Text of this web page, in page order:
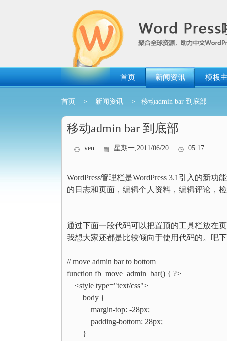
首页 新闻资讯 模板
首页 > 新闻资讯 > 移动admin bar 到底部
移动admin bar 到底部
ven 星期一,2011/06/20 05:17
WordPress管理栏是WordPress 3.1引入的新
的日志和页面，编辑个人资料，编辑评论，
通过下面一段代码可以把置顶的工具栏放在
我想大家还都是比较倾向于使用代码的。吧
// move admin bar to bottom
function fb_move_admin_bar() { ?>
<style type="text/css">
body {
margin-top: -28px;
padding-bottom: 28px;
}